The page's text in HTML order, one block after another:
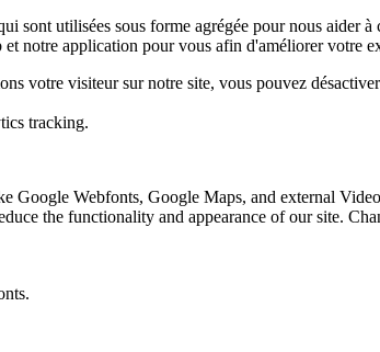
sont utilisées sous forme agrégée pour nous aider
et notre application pour vous afin d'améliorer votre
votre visiteur sur notre site, vous pouvez
tracking.
Google Webfonts, Google Maps, and external
the functionality and appearance of our site.